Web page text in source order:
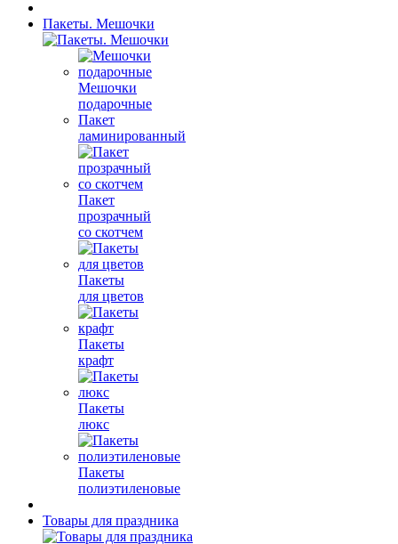
Пакеты. Мешочки
Мешочки
подарочные
Пакет
ламинированный
Пакет
прозрачный
со скотчем
Пакеты
для цветов
Пакеты
крафт
Пакеты
люкс
Пакеты
полиэтиленовые
Товары для праздника